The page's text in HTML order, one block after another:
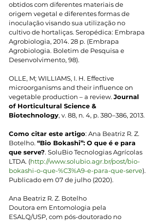
obtidos com diferentes materiais de
origem vegetal e diferentes formas de
inoculação visando sua utilização no
cultivo de hortaliças. Seropédica: Embrapa
Agrobiologia, 2014. 28 p. (Embrapa
Agrobiologia. Boletim de Pesquisa e
Desenvolvimento, 98).
OLLE, M; WILLIAMS, I. H. Effective
microorganisms and their influence on
vegetable production – a review. Journal
of Horticultural Science &
Biotechnology, v. 88, n. 4, p. 380–386, 2013.
Como citar este artigo: Ana Beatriz R. Z.
Botelho. “Bio Bokashi”: O que é e para
que serve?. SoluBio Tecnologias Agrícolas
LTDA. (http://www.solubio.agr.br/post/bio-
bokashi-o-que-%C3%A9-e-para-que-serve).
Publicado em 07 de julho (2020).
Ana Beatriz R. Z. Botelho
Doutora em Entomologia pela
ESALQ/USP, com pós-doutorado no